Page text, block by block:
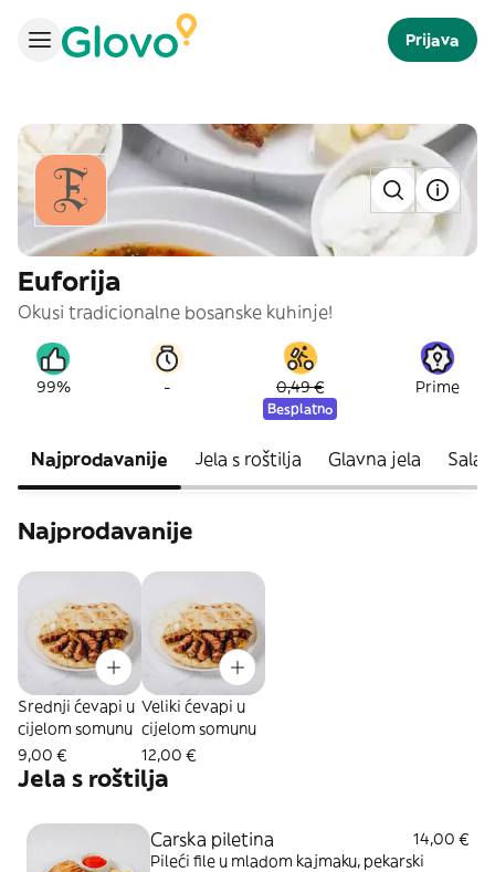
Prijava
Euforija
Okusi tradicionalne bosanske kuhinje!
99% - 0,49 €
Besplatno
Prime
Najprodavanije Jela s roštilja Glavna jela
Najprodavanije
Srednji ćevapi u
cijelom somunu
9,00 €
Veliki ćevapi u
cijelom somunu
12,00 €
Jela s roštilja
Carska piletina
14,00 €
Pileći file u mladom kajmaku, pekarski